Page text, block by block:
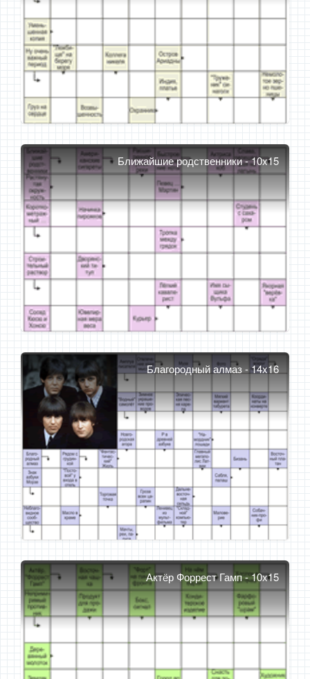
Ближайшие родственники - 10x15
Благородный алмаз - 14x16
Актёр Форрест Гамп - 10x15